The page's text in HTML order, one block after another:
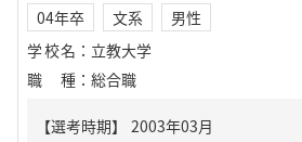
04年卒 文系
男性
学校名 ： 立教大学
職種 ： 総合職